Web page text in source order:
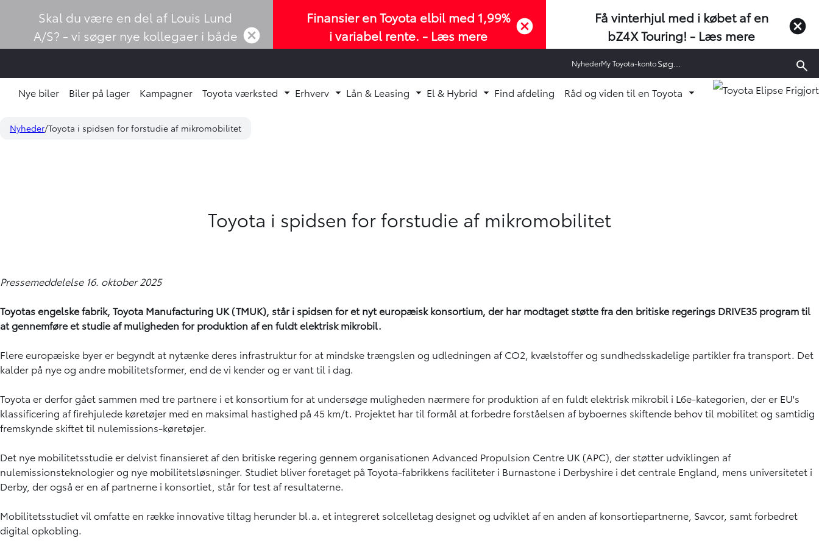
Skal du være en del af Louis Lund
A/S? - vi søger nye kollegaer i både
salg og eftermarked!
Finansier en Toyota elbil med 1,99%
i variabel rente. - Læs mere
Få vinterhjul med i købet af en
bZ4X Touring! - Læs mere
NyhederMy Toyota-konto
Nye biler Biler på lager Kampagner Toyota værksted Fold undermenu ud
Erhverv Fold undermenu ud
Lån & Leasing Fold undermenu ud
El & Hybrid Fold undermenu ud
Find afdeling Råd og viden til en Toyota Fold undermenu ud
Nyheder Toyota i spidsen for forstudie af mikromobilitet
Toyota i spidsen for forstudie af mikromobilitet
Pressemeddelelse 16. oktober 2025
Toyotas engelske fabrik, Toyota Manufacturing UK (TMUK), står i spidsen for et nyt europæisk konsortium, der har modtaget støtte fra den britiske regerings DRIVE35 program til
at gennemføre et studie af muligheden for produktion af en fuldt elektrisk mikrobil.
Flere europæiske byer er begyndt at nytænke deres infrastruktur for at mindske trængslen og udledningen af CO2, kvælstoffer og sundhedsskadelige partikler fra transport. Det
kalder på nye og andre mobilitetsformer, end de vi kender og er vant til i dag.
Toyota er derfor gået sammen med tre partnere i et konsortium for at undersøge muligheden nærmere for produktion af en fuldt elektrisk mikrobil i L6e-kategorien, der er EU's
klassificering af firehjulede køretøjer med en maksimal hastighed på 45 km/t. Projektet har til formål at forbedre forståelsen af byboernes skiftende behov til mobilitet og samtidig
fremskynde skiftet til nulemissions-køretøjer.
Det nye mobilitetsstudie er delvist finansieret af den britiske regering gennem organisationen Advanced Propulsion Centre UK (APC), der støtter udviklingen af
nulemissionsteknologier og nye mobilitetsløsninger. Studiet bliver foretaget på Toyota-fabrikkens faciliteter i Burnastone i Derbyshire i det centrale England, mens universitetet i
Derby, der også er en af partnerne i konsortiet, står for test af resultaterne.
Mobilitetsstudiet vil omfatte en række innovative tiltag herunder bl.a. et integreret solcelletag designet og udviklet af en anden af konsortiepartnerne, Savcor, samt forbedret
digital opkobling.